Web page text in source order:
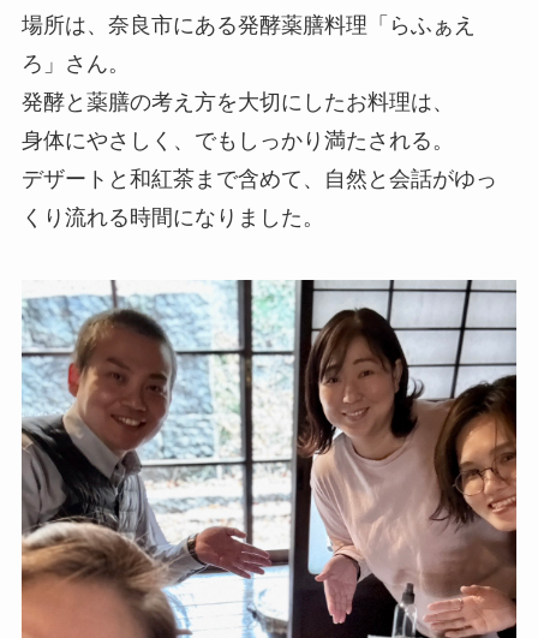
場所は、奈良市にある発酵薬膳料理「らふぁえ
ろ」さん。
発酵と薬膳の考え方を大切にしたお料理は、
身体にやさしく、でもしっかり満たされる。
デザートと和紅茶まで含めて、自然と会話がゆっ
くり流れる時間になりました。